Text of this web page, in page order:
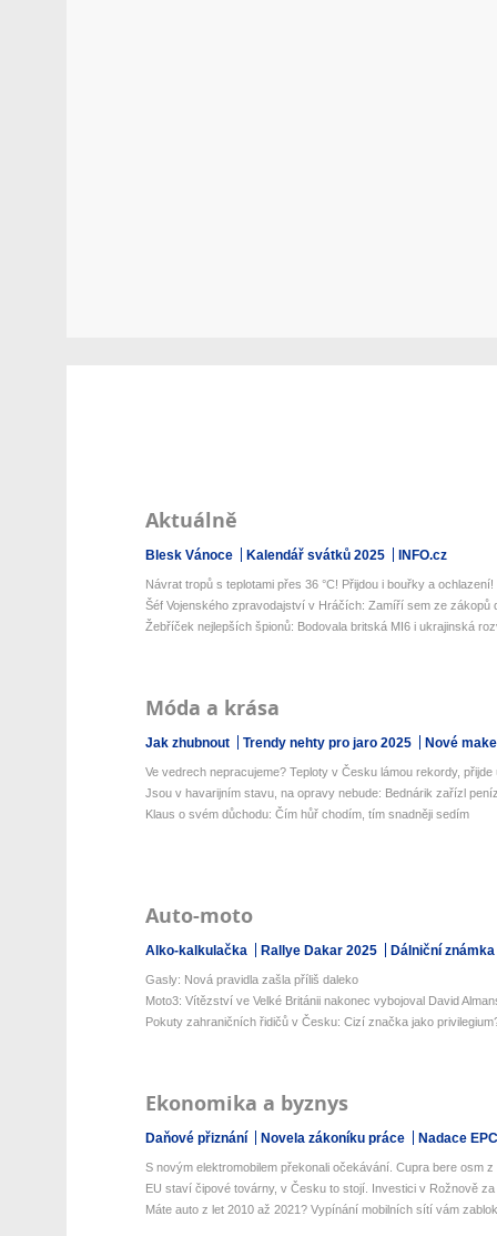
Aktuálně
Blesk Vánoce Kalendář svátků 2025 INFO.cz
Návrat tropů s teplotami přes 36 °C! Přijdou i bouřky a ochlazení!
Šéf Vojenského zpravodajství v Hráčích: Zamíří sem ze zákopů
Žebříček nejlepších špionů: Bodovala britská MI6 i ukrajinská
Móda a krása
Jak zhubnout Trendy nehty pro jaro 2025 Nové
Ve vedrech nepracujeme? Teploty v Česku lámou rekordy, přijde
Jsou v havarijním stavu, na opravy nebude: Bednárik zařízl
Klaus o svém důchodu: Čím hůř chodím, tím snadněji sedím
Auto-moto
Alko-kalkulačka Rallye Dakar 2025 Dálniční známka
Gasly: Nová pravidla zašla příliš daleko
Moto3: Vítězství ve Velké Británii nakonec vybojoval David
Pokuty zahraničních řidičů v Česku: Cizí značka jako
Ekonomika a byznys
Daňové přiznání Novela zákoníku práce Nadace
S novým elektromobilem překonali očekávání. Cupra bere osm z
EU staví čipové továrny, v Česku to stojí. Investici v Rožnově za
Máte auto z let 2010 až 2021? Vypínání mobilních sítí vám